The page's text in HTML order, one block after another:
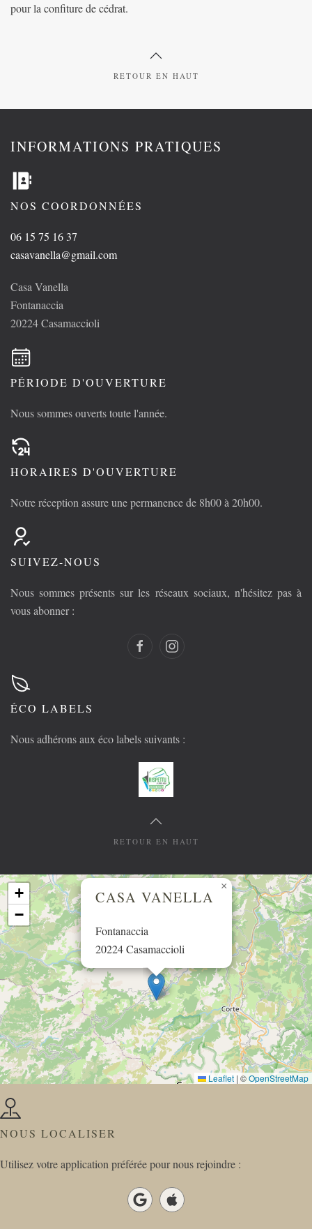
pour la confiture de cédrat.
RETOUR EN HAUT
INFORMATIONS PRATIQUES
NOS COORDONNÉES
06 15 75 16 37
casavanella@gmail.com
Casa Vanella
Fontanaccia
20224 Casamaccioli
PÉRIODE D'OUVERTURE
Nous sommes ouverts toute l'année.
HORAIRES D'OUVERTURE
Notre réception assure une permanence de 8h00 à 20h00.
SUIVEZ-NOUS
Nous sommes présents sur les réseaux sociaux, n'hésitez pas à
vous abonner :
ÉCO LABELS
Nous adhérons aux éco labels suivants :
RETOUR EN HAUT
CASA VANELLA
Fontanaccia
20224 Casamaccioli
×
+
−
Leaflet | ©OpenStreetMap
NOUS LOCALISER
Utilisez votre application préférée pour nous rejoindre :